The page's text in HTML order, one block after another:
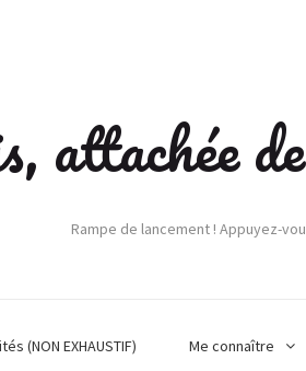
attachée
Rampe de lancement ! Appuyez-
(NON EXHAUSTIF) Me connaître